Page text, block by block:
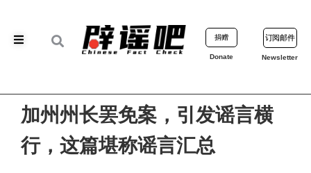
捐赠
Donate
订阅邮件
Newsletter
加州州长罢免案，引发谣言横
行，这篇堪称谣言汇总